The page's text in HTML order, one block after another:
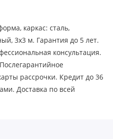
каркас: сталь,
3x3 м. Гарантия до 5 лет.
консультация.
рассрочки. Кредит до 36
Доставка по всей